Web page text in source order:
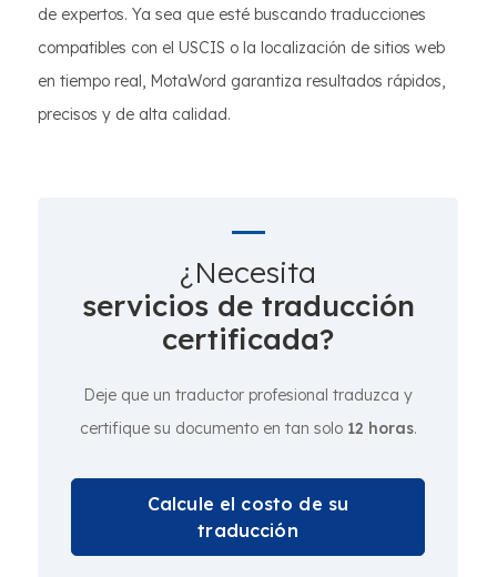
de expertos. Ya sea que esté buscando traducciones
compatibles con el USCIS o la localización de sitios web
en tiempo real, MotaWord garantiza resultados rápidos,
precisos y de alta calidad.
¿Necesita
servicios de traducción
certificada?
Deje que un traductor profesional traduzca y
certifique su documento en tan solo 12 horas.
Calcule el costo de su
traducción